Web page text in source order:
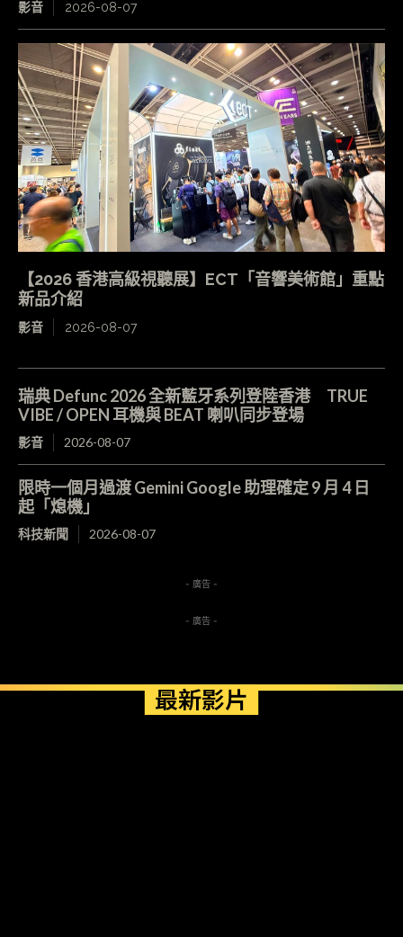
影音 2026-08-07
【2026 香港高級視聽展】ECT「音響美術館」重點
新品介紹
影音 2026-08-07
瑞典 Defunc 2026 全新藍牙系列登陸香港 TRUE
VIBE / OPEN 耳機與 BEAT 喇叭同步登場
影音 2026-08-07
限時一個月過渡 Gemini Google 助理確定 9 月 4 日
起「熄機」
科技新聞 2026-08-07
- 廣告 -
- 廣告 -
最新影片